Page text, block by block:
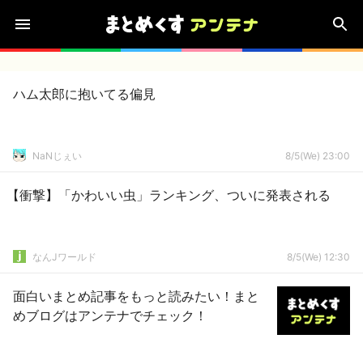
ハム太郎に抱いてる偏見
NaNじぇい 8/5(We) 23:00
【衝撃】「かわいい虫」ランキング、ついに発表される
なんJワールド 8/5(We) 12:30
面白いまとめ記事をもっと読みたい！まと
めブログはアンテナでチェック！